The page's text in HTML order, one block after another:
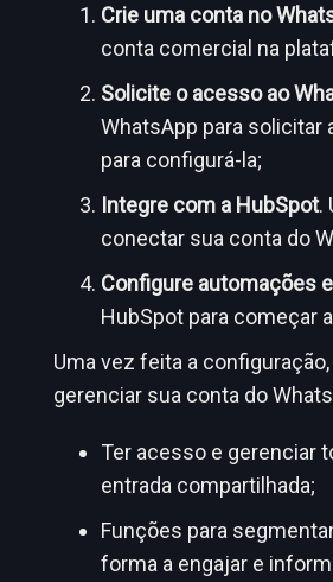
Crie uma conta no
conta comercial na
Solicite o acesso ao
WhatsApp para
para configurá-la;
Integre com a HubSpot.
conectar sua conta do
Configure automações e
HubSpot para começar
Uma vez feita a
gerenciar sua conta do
Ter acesso e gerenciar
entrada compartilhada;
Funções para
forma a engajar e